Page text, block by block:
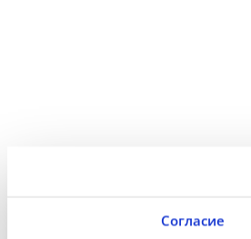
Согласие